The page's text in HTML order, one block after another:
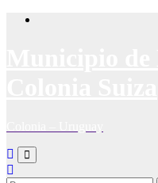
Saltar